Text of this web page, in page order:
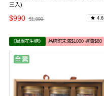
三入)
$990 $1,090 4.6
《周周花生糖》 品牌館未滿$1000 運費$80